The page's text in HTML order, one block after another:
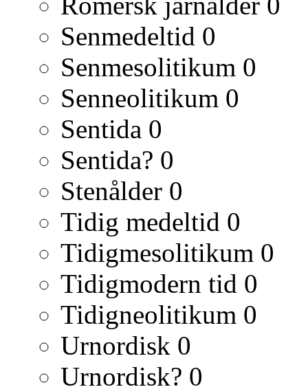
Senmedeltid 0
Senmesolitikum 0
Senneolitikum 0
Sentida 0
Sentida? 0
Stenålder 0
Tidig medeltid 0
Tidigmesolitikum 0
Tidigmodern tid 0
Tidigneolitikum 0
Urnordisk 0
Urnordisk? 0